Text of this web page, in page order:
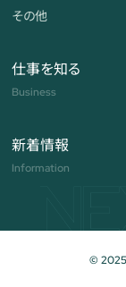
その他
仕事を知る
Business
新着情報
Information
© 2025